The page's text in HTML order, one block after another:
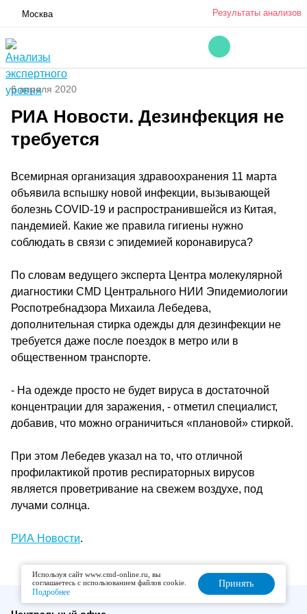
Москва Результаты анализов
6 апреля 2020
РИА Новости. Дезинфекция не
требуется
Всемирная организация здравоохранения 11 марта
объявила вспышку новой инфекции, вызывающей
болезнь COVID-19 и распространившейся из Китая,
пандемией. Какие же правила гигиены нужно
соблюдать в связи с эпидемией коронавируса?
По словам ведущего эксперта Центра молекулярной
диагностики CMD Центрального НИИ Эпидемиологии
Роспотребнадзора Михаила Лебедева,
дополнительная стирка одежды для дезинфекции не
требуется даже после поездок в метро или в
общественном транспорте.
- На одежде просто не будет вируса в достаточной
концентрации для заражения, - отметил специалист,
добавив, что можно ограничиться «плановой» стиркой.
При этом Лебедев указал на то, что отличной
профилактикой против респираторных вирусов
является проветривание на свежем воздухе, под
лучами солнца.
РИА Новости.
Используя сайт www.cmd-online.ru, вы
соглашаетесь с использованием файлов cookie.
Подробнее
Принять